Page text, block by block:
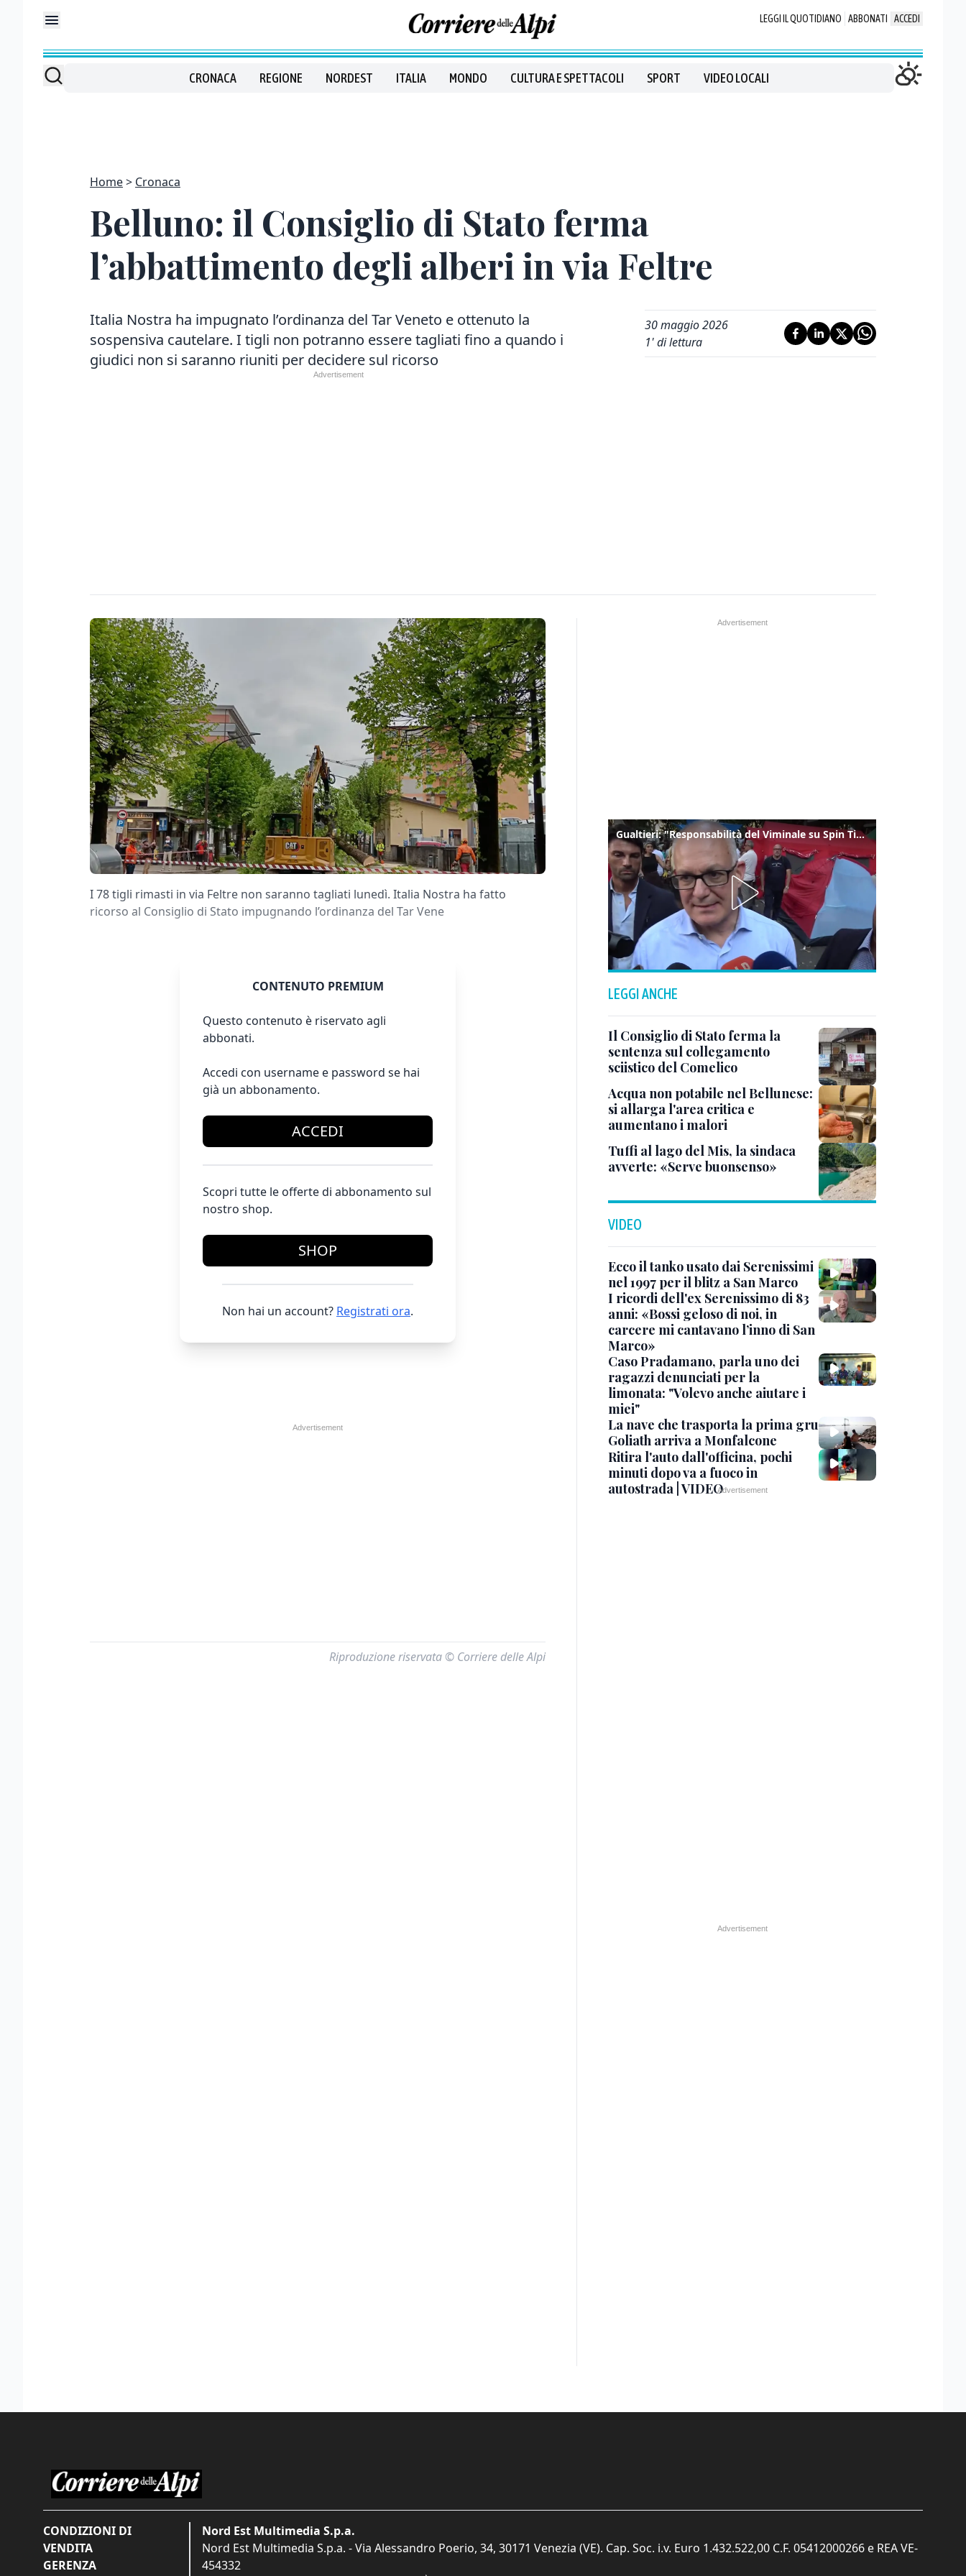
LEGGI IL QUOTIDIANO ABBONATI ACCEDI
CRONACA REGIONE NORDEST ITALIA MONDO CULTURA E SPETTACOLI SPORT VIDEO LOCALI
Home Cronaca
Belluno: il Consiglio di Stato ferma
l’abbattimento degli alberi in via Feltre
Italia Nostra ha impugnato l’ordinanza del Tar Veneto e ottenuto la
sospensiva cautelare. I tigli non potranno essere tagliati fino a quando i
giudici non si saranno riuniti per decidere sul ricorso
30 maggio 2026
1' di lettura
I 78 tigli rimasti in via Feltre non saranno tagliati lunedì. Italia Nostra ha fatto
ricorso al Consiglio di Stato impugnando l’ordinanza del Tar Vene
CONTENUTO PREMIUM
Questo contenuto è riservato agli
abbonati.
Accedi con username e password se hai
già un abbonamento.
ACCEDI
Scopri tutte le offerte di abbonamento sul
nostro shop.
SHOP
Non hai un account? Registrati ora.
Riproduzione riservata © Corriere delle Alpi
Gualtieri: "Responsabilità del Viminale su Spin Time? La posizione dei partiti è nota"
LEGGI ANCHE
Il Consiglio di Stato ferma la
sentenza sul collegamento
sciistico del Comelico
Acqua non potabile nel Bellunese:
si allarga l'area critica e
aumentano i malori
Tuffi al lago del Mis, la sindaca
avverte: «Serve buonsenso»
VIDEO
Ecco il tanko usato dai Serenissimi
nel 1997 per il blitz a San Marco
I ricordi dell'ex Serenissimo di 83
anni: «Bossi geloso di noi, in
carcere mi cantavano l’inno di San
Marco»
Caso Pradamano, parla uno dei
ragazzi denunciati per la
limonata: "Volevo anche aiutare i
miei"
La nave che trasporta la prima gru
Goliath arriva a Monfalcone
Ritira l'auto dall'officina, pochi
minuti dopo va a fuoco in
autostrada | VIDEO
CONDIZIONI DI
VENDITA
GERENZA
Nord Est Multimedia S.p.a.
Nord Est Multimedia S.p.a. - Via Alessandro Poerio, 34, 30171 Venezia (VE). Cap. Soc. i.v. Euro 1.432.522,00 C.F. 05412000266 e REA VE-
454332